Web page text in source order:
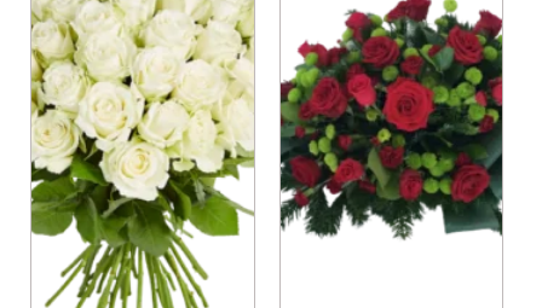
wiele
wariantów.
Opcje
można
wybrać
na
stronie
produktu